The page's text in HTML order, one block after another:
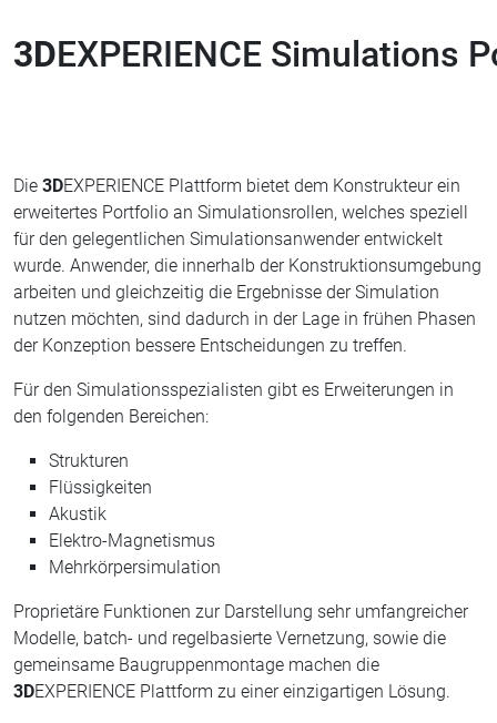
3DEXPERIENCE Simulations
Die 3DEXPERIENCE Plattform bietet dem Konstrukteur ein
erweitertes Portfolio an Simulationsrollen, welches speziell
für den gelegentlichen Simulationsanwender entwickelt
wurde. Anwender, die innerhalb der Konstruktionsumgebung
arbeiten und gleichzeitig die Ergebnisse der Simulation
nutzen möchten, sind dadurch in der Lage in frühen Phasen
der Konzeption bessere Entscheidungen zu treffen.
Für den Simulationsspezialisten gibt es Erweiterungen in
den folgenden Bereichen:
Strukturen
Flüssigkeiten
Akustik
Elektro-Magnetismus
Mehrkörpersimulation
Proprietäre Funktionen zur Darstellung sehr umfangreicher
Modelle, batch- und regelbasierte Vernetzung, sowie die
gemeinsame Baugruppenmontage machen die
3DEXPERIENCE Plattform zu einer einzigartigen Lösung.